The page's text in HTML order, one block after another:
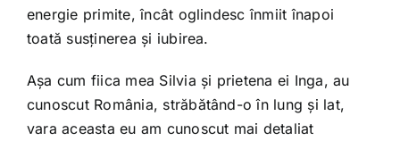
energie primite, încât oglindesc înmiit înapoi
toată susținerea și iubirea.
Așa cum fiica mea Silvia și prietena ei Inga, au
cunoscut România, străbătând-o în lung și lat,
vara aceasta eu am cunoscut mai detaliat